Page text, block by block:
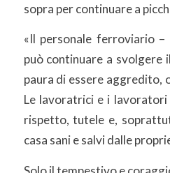
sopra per continuare a
«Il personale ferroviario
può continuare a svolgere
paura di essere aggredito,
Le lavoratrici e i
rispetto, tutele e,
casa sani e salvi dalle